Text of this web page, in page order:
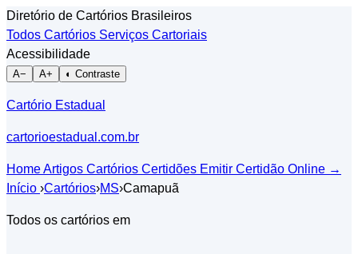
Diretório de Cartórios Brasileiros
Todos Cartórios Serviços Cartoriais
Acessibilidade
A− A+ ◐ Contraste
Cartório Estadual
cartorioestadual.com.br
HomeArtigos Cartórios Certidões Emitir Certidão Online →
Início ›Cartórios›MS›Camapuã
Todos os cartórios em